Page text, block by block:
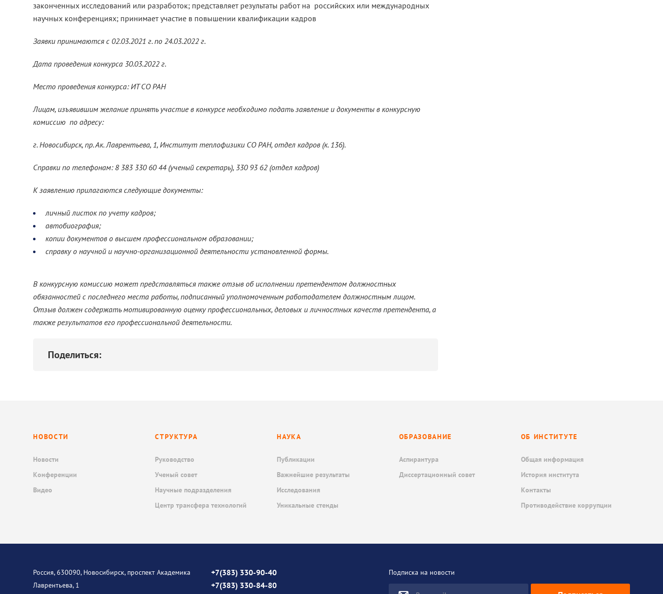
законченных исследований или разработок; представляет результаты работ на российских или международных
научных конференциях; принимает участие в повышении квалификации кадров
Заявки принимаются с 02.03.2021 г. по 24.03.2022 г.
Дата проведения конкурса 30.03.2022 г.
Место проведения конкурса: ИТ СО РАН
Лицам, изъявившим желание принять участие в конкурсе необходимо подать заявление и документы в конкурсную
комиссию по адресу:
г. Новосибирск, пр. Ак. Лаврентьева, 1, Институт теплофизики СО РАН, отдел кадров (к. 136).
Справки по телефонам: 8 383 330 60 44 (ученый секретарь), 330 93 62 (отдел кадров)
К заявлению прилагаются следующие документы:
личный листок по учету кадров;
автобиография;
копии документов о высшем профессиональном образовании;
справку о научной и научно-организационной деятельности установленной формы.
В конкурсную комиссию может представляться также отзыв об исполнении претендентом должностных
обязанностей с последнего места работы, подписанный уполномоченным работодателем должностным лицом.
Отзыв должен содержать мотивированную оценку профессиональных, деловых и личностных качеств претендента, а
также результатов его профессиональной деятельности.
Поделиться:
НОВОСТИ
Новости
Конференции
Видео
СТРУКТУРА
Руководство
Ученый совет
Научные подразделения
Центр трансфера технологий
НАУКА
Публикации
Важнейшие результаты
Исследования
Уникальные стенды
ОБРАЗОВАНИЕ
Аспирантура
Диссертационный совет
ОБ ИНСТИТУТЕ
Общая информация
История института
Контакты
Противодействие коррупции
Россия, 630090, Новосибирск, проспект Академика
Лаврентьева, 1
+7(383) 330-90-40
+7(383) 330-84-80
Подписка на новости